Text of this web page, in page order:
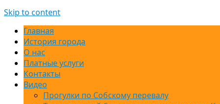
Skip to content
Главная
История города
О нас
Платные услуги
Контакты
Видео
Прогулки по Собскому перевалу